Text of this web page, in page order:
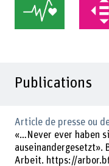
Publications
Article de presse ou
«…Never ever haben
auseinandergesetzt».
Arbeit. https://